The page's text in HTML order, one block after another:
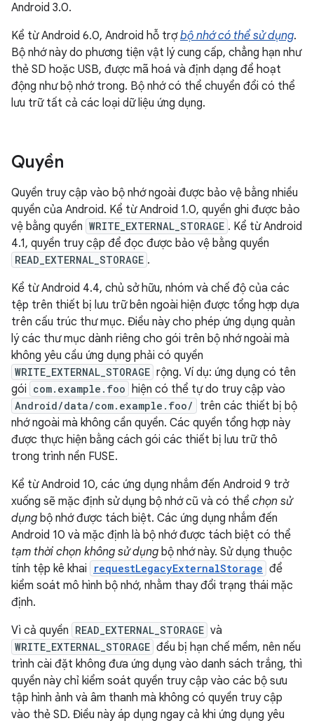
Android 3.0.
Kể từ Android 6.0, Android hỗ trợbộ nhớ có thể sử dụng.
Bộ nhớ này do phương tiện vật lý cung cấp, chẳng hạn như
thẻ SD hoặc USB, được mã hoá và định dạng để hoạt
động như bộ nhớ trong. Bộ nhớ có thể chuyển đổi có thể
lưu trữ tất cả các loại dữ liệu ứng dụng.
Quyền
Quyền truy cập vào bộ nhớ ngoài được bảo vệ bằng nhiều
quyền của Android. Kể từ Android 1.0, quyền ghi được bảo
vệ bằng quyền WRITE_EXTERNAL_STORAGE . Kể từ Android
4.1, quyền truy cập để đọc được bảo vệ bằng quyền
READ_EXTERNAL_STORAGE .
Kể từ Android 4.4, chủ sở hữu, nhóm và chế độ của các
tệp trên thiết bị lưu trữ bên ngoài hiện được tổng hợp dựa
trên cấu trúc thư mục. Điều này cho phép ứng dụng quản
lý các thư mục dành riêng cho gói trên bộ nhớ ngoài mà
không yêu cầu ứng dụng phải có quyền
WRITE_EXTERNAL_STORAGE rộng. Ví dụ: ứng dụng có tên
gói com.example.foo hiện có thể tự do truy cập vào
Android/data/com.example.foo/
trên các thiết bị bộ
nhớ ngoài mà không cần quyền. Các quyền tổng hợp này
được thực hiện bằng cách gói các thiết bị lưu trữ thô
trong trình nền FUSE.
Kể từ Android 10, các ứng dụng nhắm đến Android 9 trở
xuống sẽ mặc định sử dụng bộ nhớ cũ và có thể chọn sử
dụng bộ nhớ được tách biệt. Các ứng dụng nhắm đến
Android 10 và mặc định là bộ nhớ được tách biệt có thể
tạm thời chọn không sử dụng bộ nhớ này. Sử dụng thuộc
tính tệp kê khai
requestLegacyExternalStorage để
kiểm soát mô hình bộ nhớ, nhằm thay đổi trạng thái mặc
định.
Vì cả quyền READ_EXTERNAL_STORAGE và
WRITE_EXTERNAL_STORAGE đều bị hạn chế mềm, nên nếu
trình cài đặt không đưa ứng dụng vào danh sách trắng, thì
quyền này chỉ kiểm soát quyền truy cập vào các bộ sưu
tập hình ảnh và âm thanh mà không có quyền truy cập
vào thẻ SD. Điều này áp dụng ngay cả khi ứng dụng yêu